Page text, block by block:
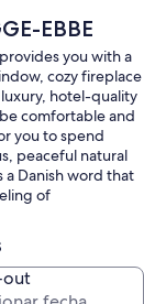
EBBE
you with a
cozy fireplace
hotel-quality
comfortable and
you to spend
peaceful natural
a Danish word that
of
that to be able
warm space
loved ones.
out